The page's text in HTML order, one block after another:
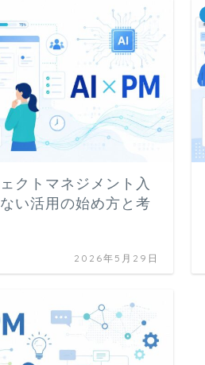
クトマネジメント入
い活用の始め方と考
2026年5月29日